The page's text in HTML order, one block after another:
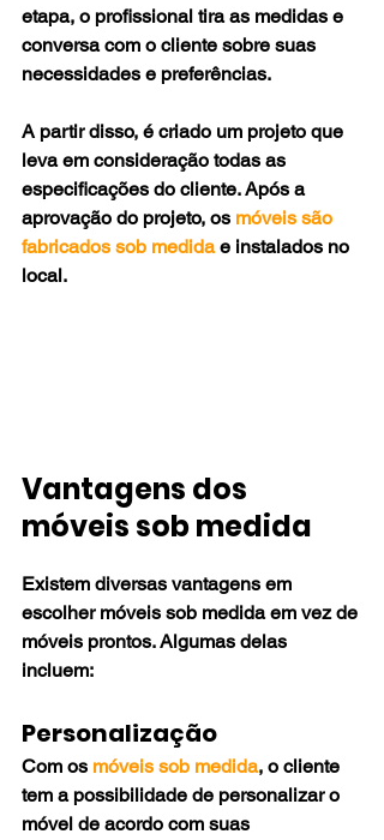
etapa, o profissional tira as medidas e
conversa com o cliente sobre suas
necessidades e preferências.
A partir disso, é criado um projeto que
leva em consideração todas as
especificações do cliente. Após a
aprovação do projeto, os móveis são
fabricados sob medida e instalados no
local.
Vantagens dos
móveis sob medida
Existem diversas vantagens em
escolher móveis sob medida em vez de
móveis prontos. Algumas delas
incluem:
Personalização
Com os móveis sob medida, o cliente
tem a possibilidade de personalizar o
móvel de acordo com suas